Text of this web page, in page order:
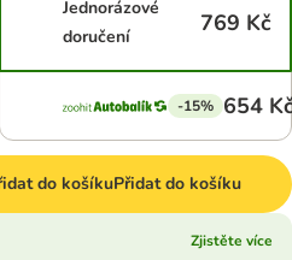
Jednorázové
doručení
769 Kč
-15% 654
do košíkuPřidat do košíku
Zjistěte více